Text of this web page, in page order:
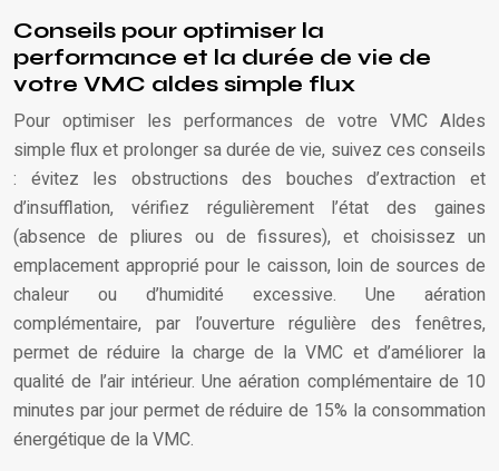
Conseils pour optimiser la
performance et la durée de vie de
votre VMC aldes simple flux
Pour optimiser les performances de votre VMC Aldes
simple flux et prolonger sa durée de vie, suivez ces conseils
: évitez les obstructions des bouches d’extraction et
d’insufflation, vérifiez régulièrement l’état des gaines
(absence de pliures ou de fissures), et choisissez un
emplacement approprié pour le caisson, loin de sources de
chaleur ou d’humidité excessive. Une aération
complémentaire, par l’ouverture régulière des fenêtres,
permet de réduire la charge de la VMC et d’améliorer la
qualité de l’air intérieur. Une aération complémentaire de 10
minutes par jour permet de réduire de 15% la consommation
énergétique de la VMC.